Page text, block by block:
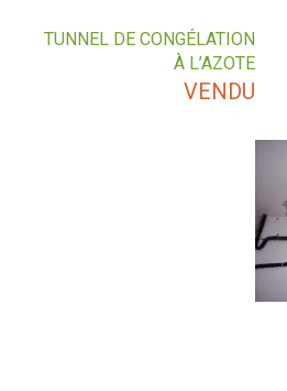
TUNNEL DE CONGÉLATION
À L’AZOTE
VENDU